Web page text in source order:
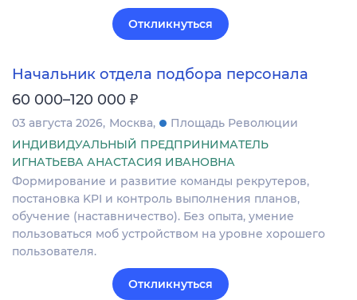
Откликнуться
Начальник отдела подбора персонала
60 000–120 000 ₽
03 августа 2026 Москва
Площадь Революции
ИНДИВИДУАЛЬНЫЙ ПРЕДПРИНИМАТЕЛЬ
ИГНАТЬЕВА АНАСТАСИЯ ИВАНОВНА
Формирование и развитие команды рекрутеров,
постановка KPI и контроль выполнения планов,
обучение (наставничество). Без опыта, умение
пользоваться моб устройством на уровне хорошего
пользователя.
Откликнуться